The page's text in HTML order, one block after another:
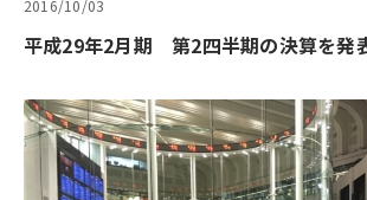
2016/10/03
平成29年2月期 第2四半期の決算を発